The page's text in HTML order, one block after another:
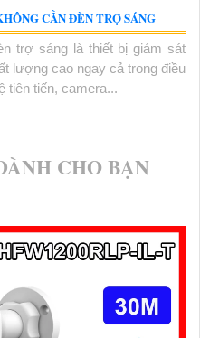
CẦN ĐÈN TRỢ SÁNG
trợ sáng là thiết bị giám sát
lượng cao ngay cả trong điều
tiên tiến, camera...
CHO BẠN